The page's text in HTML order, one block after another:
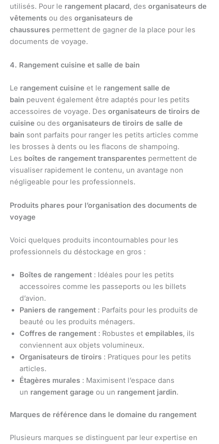
utilisés. Pour le rangement placard, des organisateurs de
vêtements ou des organisateurs de
chaussures permettent de gagner de la place pour les
documents de voyage.
4. Rangement cuisine et salle de bain
Le rangement cuisine et le rangement salle de
bain peuvent également être adaptés pour les petits
accessoires de voyage. Des organisateurs de tiroirs de
cuisine ou des organisateurs de tiroirs de salle de
bain sont parfaits pour ranger les petits articles comme
les brosses à dents ou les flacons de shampoing.
Les boîtes de rangement transparentes permettent de
visualiser rapidement le contenu, un avantage non
négligeable pour les professionnels.
Produits phares pour l’organisation des documents de
voyage
Voici quelques produits incontournables pour les
professionnels du déstockage en gros :
Boîtes de rangement : Idéales pour les petits
accessoires comme les passeports ou les billets
d’avion.
Paniers de rangement : Parfaits pour les produits de
beauté ou les produits ménagers.
Coffres de rangement : Robustes et empilables, ils
conviennent aux objets volumineux.
Organisateurs de tiroirs : Pratiques pour les petits
articles.
Étagères murales : Maximisent l’espace dans
un rangement garage ou un rangement jardin.
Marques de référence dans le domaine du rangement
Plusieurs marques se distinguent par leur expertise en